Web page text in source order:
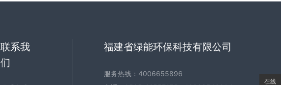
联系我
们
福建省绿能环保科技有限公司
服务热线： 4006655896
在线